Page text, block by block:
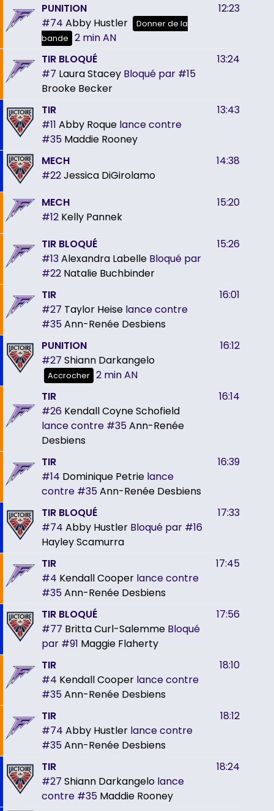
PUNITION
#74 Abby Hustler
Donner de la
bande
2 minAN
12:23
TIR BLOQUÉ
#7 Laura Stacey Bloqué par #15
Brooke Becker
13:24
TIR
#11 Abby Roque lance contre
#35 Maddie Rooney
13:43
MECH
#22Jessica DiGirolamo
14:38
MECH
#12 Kelly Pannek
15:20
TIR BLOQUÉ
#13Alexandra Labelle Bloqué par
#22 Natalie Buchbinder
15:26
TIR
#27 Taylor Heise lance contre
#35Ann-Renée Desbiens
16:01
PUNITION
#27 Shiann Darkangelo
Accrocher 2 minAN
16:12
TIR
#26 Kendall Coyne Schofield
lance contre #35Ann-Renée
Desbiens
16:14
TIR
#14 Dominique Petrie lance
contre #35Ann-Renée Desbiens
16:39
TIR BLOQUÉ
#74 Abby Hustler Bloqué par #16
Hayley Scamurra
17:33
TIR
#4 Kendall Cooper lance contre
#35Ann-Renée Desbiens
17:45
TIR BLOQUÉ
#77 Britta Curl-Salemme Bloqué
par #91 Maggie Flaherty
17:56
TIR
#4 Kendall Cooper lance contre
#35Ann-Renée Desbiens
18:10
TIR
#74 Abby Hustler lance contre
#35Ann-Renée Desbiens
18:12
TIR
#27 Shiann Darkangelo lance
contre #35 Maddie Rooney
18:24